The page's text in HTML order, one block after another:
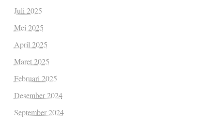
Juli 2025
Mei 2025
April 2025
Maret 2025
Februari 2025
Desember 2024
September 2024